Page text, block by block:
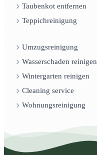
Taubenkot entfernen
Teppichreinigung
Umzugsreinigung
Wasserschaden reinigen
Wintergarten reinigen
Cleaning service
Wohnungsreinigung